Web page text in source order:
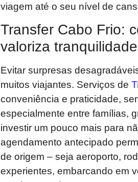
viagem até o seu nível de
Transfer Cabo Frio:
valoriza tranquilidade
Evitar surpresas
muitos viajantes. Serviços de
conveniência e praticidade,
especialmente entre famílias,
investir um pouco mais para
agendamento antecipado
de origem – seja aeroporto,
experientes, embarcando em